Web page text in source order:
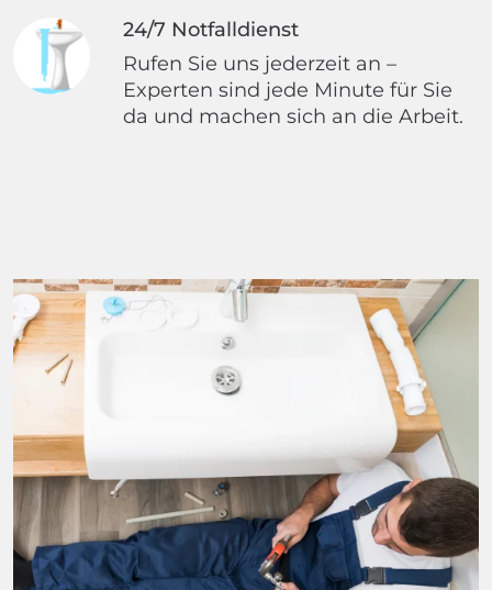
24/7 Notfalldienst
Rufen Sie uns jederzeit an –
Experten sind jede Minute für Sie
da und machen sich an die Arbeit.